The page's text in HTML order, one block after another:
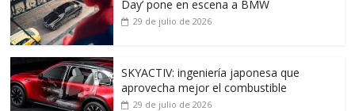
Day’ pone en escena a BMW
29 de julio de 2026
SKYACTIV: ingeniería japonesa que
aprovecha mejor el combustible
29 de julio de 2026